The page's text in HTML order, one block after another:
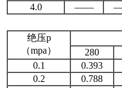
4.0
——
绝压p
（mpa）
280
0.1
0.393
0.2
0.788